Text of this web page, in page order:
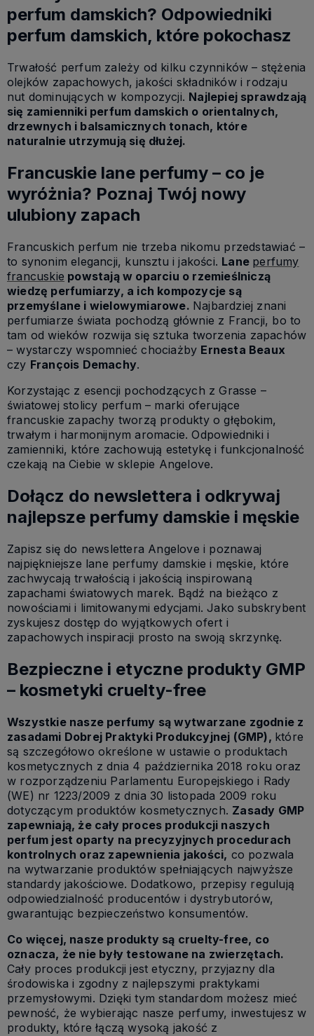
perfum damskich? Odpowiedniki
perfum damskich, które pokochasz
Trwałość perfum zależy od kilku czynników – stężenia
olejków zapachowych, jakości składników i rodzaju
nut dominujących w kompozycji. Najlepiej sprawdzają
się zamienniki perfum damskich o orientalnych,
drzewnych i balsamicznych tonach, które
naturalnie utrzymują się dłużej.
Francuskie lane perfumy – co je
wyróżnia? Poznaj Twój nowy
ulubiony zapach
Francuskich perfum nie trzeba nikomu przedstawiać –
to synonim elegancji, kunsztu i jakości. Lane perfumy
francuskie powstają w oparciu o rzemieślniczą
wiedzę perfumiarzy, a ich kompozycje są
przemyślane i wielowymiarowe. Najbardziej znani
perfumiarze świata pochodzą głównie z Francji, bo to
tam od wieków rozwija się sztuka tworzenia zapachów
– wystarczy wspomnieć chociażby Ernesta Beaux
czy François Demachy.
Korzystając z esencji pochodzących z Grasse –
światowej stolicy perfum – marki oferujące
francuskie zapachy tworzą produkty o głębokim,
trwałym i harmonijnym aromacie. Odpowiedniki i
zamienniki, które zachowują estetykę i funkcjonalność
czekają na Ciebie w sklepie Angelove.
Dołącz do newslettera i odkrywaj
najlepsze perfumy damskie i męskie
Zapisz się do newslettera Angelove i poznawaj
najpiękniejsze lane perfumy damskie i męskie, które
zachwycają trwałością i jakością inspirowaną
zapachami światowych marek. Bądź na bieżąco z
nowościami i limitowanymi edycjami. Jako subskrybent
zyskujesz dostęp do wyjątkowych ofert i
zapachowych inspiracji prosto na swoją skrzynkę.
Bezpieczne i etyczne produkty GMP
– kosmetyki cruelty-free
Wszystkie nasze perfumy są wytwarzane zgodnie z
zasadami Dobrej Praktyki Produkcyjnej (GMP), które
są szczegółowo określone w ustawie o produktach
kosmetycznych z dnia 4 października 2018 roku oraz
w rozporządzeniu Parlamentu Europejskiego i Rady
(WE) nr 1223/2009 z dnia 30 listopada 2009 roku
dotyczącym produktów kosmetycznych. Zasady GMP
zapewniają, że cały proces produkcji naszych
perfum jest oparty na precyzyjnych procedurach
kontrolnych oraz zapewnienia jakości, co pozwala
na wytwarzanie produktów spełniających najwyższe
standardy jakościowe. Dodatkowo, przepisy regulują
odpowiedzialność producentów i dystrybutorów,
gwarantując bezpieczeństwo konsumentów.
Co więcej, nasze produkty są cruelty-free, co
oznacza, że nie były testowane na zwierzętach.
Cały proces produkcji jest etyczny, przyjazny dla
środowiska i zgodny z najlepszymi praktykami
przemysłowymi. Dzięki tym standardom możesz mieć
pewność, że wybierając nasze perfumy, inwestujesz w
produkty, które łączą wysoką jakość z